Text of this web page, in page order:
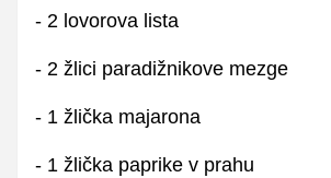
- 2 lovorova lista
- 2 žlici paradižnikove mezge
- 1 žlička majarona
- 1 žlička paprike v prahu